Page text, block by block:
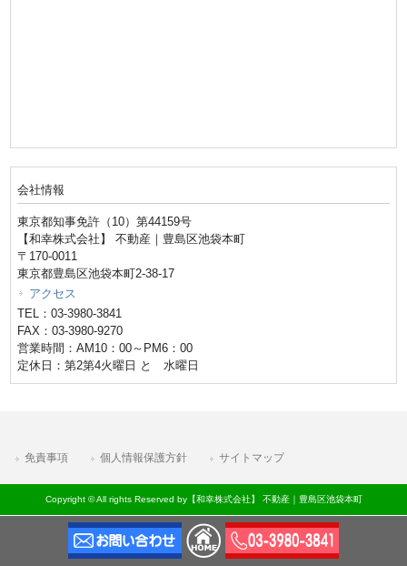
会社情報
東京都知事免許（10）第44159号
【和幸株式会社】 不動産｜豊島区池袋本町
〒170-0011
東京都豊島区池袋本町2-38-17
アクセス
TEL：03-3980-3841
FAX：03-3980-9270
営業時間：AM10：00～PM6：00
定休日：第2第4火曜日 と 水曜日
免責事項 個人情報保護方針 サイトマップ
Copyright © All rights Reserved by【和幸株式会社】 不動産｜豊島区池袋本町